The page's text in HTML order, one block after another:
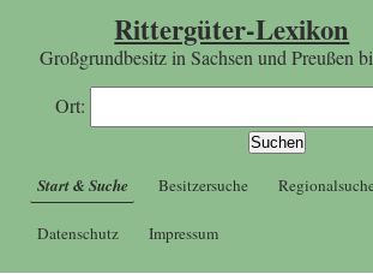
Rittergüter-Lexikon
Großgrundbesitz in Sachsen und Preußen
Ort:
Start & Suche Besitzersuche
Datenschutz Impressum